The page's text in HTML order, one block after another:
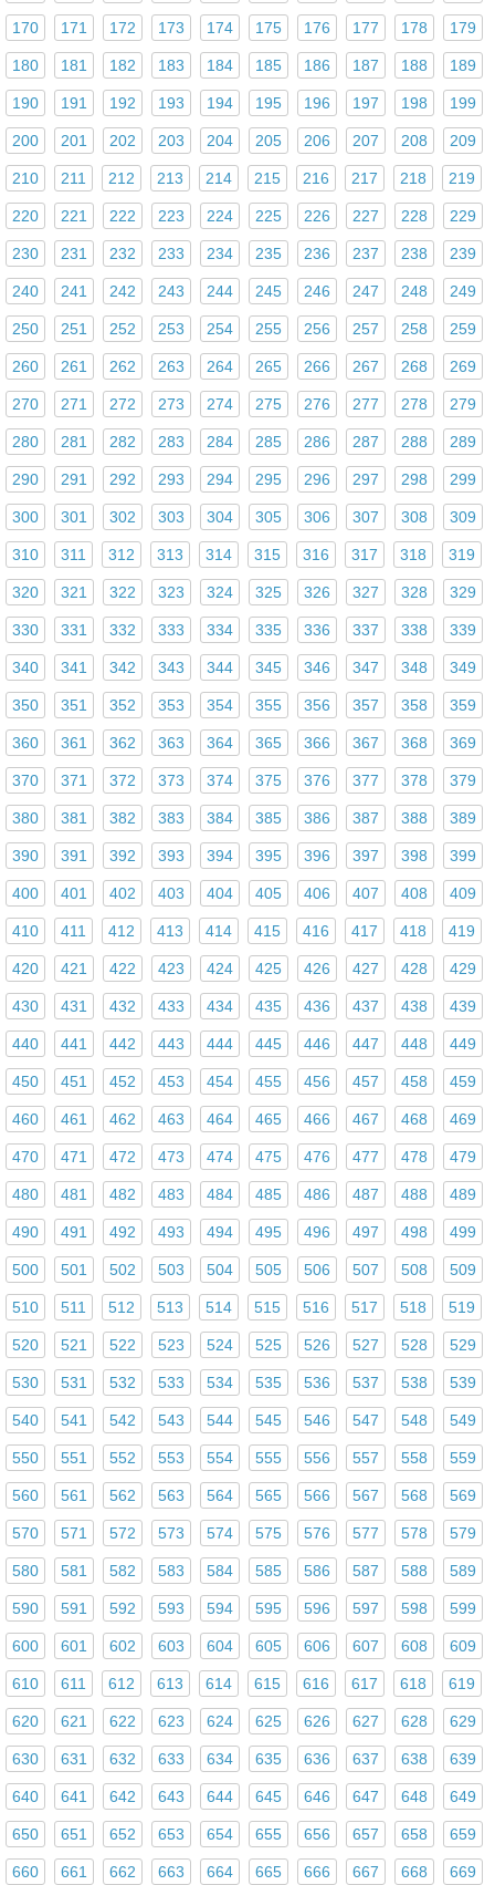
170 171 172 173 174 175 176 177 178 179
180 181 182 183 184 185 186 187 188 189
190 191 192 193 194 195 196 197 198 199
200 201 202 203 204 205 206 207 208 209
210 211 212 213 214 215 216 217 218 219
220 221 222 223 224 225 226 227 228 229
230 231 232 233 234 235 236 237 238 239
240 241 242 243 244 245 246 247 248 249
250 251 252 253 254 255 256 257 258 259
260 261 262 263 264 265 266 267 268 269
270 271 272 273 274 275 276 277 278 279
280 281 282 283 284 285 286 287 288 289
290 291 292 293 294 295 296 297 298 299
300 301 302 303 304 305 306 307 308 309
310 311 312 313 314 315 316 317 318 319
320 321 322 323 324 325 326 327 328 329
330 331 332 333 334 335 336 337 338 339
340 341 342 343 344 345 346 347 348 349
350 351 352 353 354 355 356 357 358 359
360 361 362 363 364 365 366 367 368 369
370 371 372 373 374 375 376 377 378 379
380 381 382 383 384 385 386 387 388 389
390 391 392 393 394 395 396 397 398 399
400 401 402 403 404 405 406 407 408 409
410 411 412 413 414 415 416 417 418 419
420 421 422 423 424 425 426 427 428 429
430 431 432 433 434 435 436 437 438 439
440 441 442 443 444 445 446 447 448 449
450 451 452 453 454 455 456 457 458 459
460 461 462 463 464 465 466 467 468 469
470 471 472 473 474 475 476 477 478 479
480 481 482 483 484 485 486 487 488 489
490 491 492 493 494 495 496 497 498 499
500 501 502 503 504 505 506 507 508 509
510 511 512 513 514 515 516 517 518 519
520 521 522 523 524 525 526 527 528 529
530 531 532 533 534 535 536 537 538 539
540 541 542 543 544 545 546 547 548 549
550 551 552 553 554 555 556 557 558 559
560 561 562 563 564 565 566 567 568 569
570 571 572 573 574 575 576 577 578 579
580 581 582 583 584 585 586 587 588 589
590 591 592 593 594 595 596 597 598 599
600 601 602 603 604 605 606 607 608 609
610 611 612 613 614 615 616 617 618 619
620 621 622 623 624 625 626 627 628 629
630 631 632 633 634 635 636 637 638 639
640 641 642 643 644 645 646 647 648 649
650 651 652 653 654 655 656 657 658 659
660 661 662 663 664 665 666 667 668 669